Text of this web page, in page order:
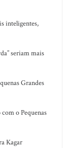
inteligentes,
seriam mais
Grandes
o Pequenas
Kagar